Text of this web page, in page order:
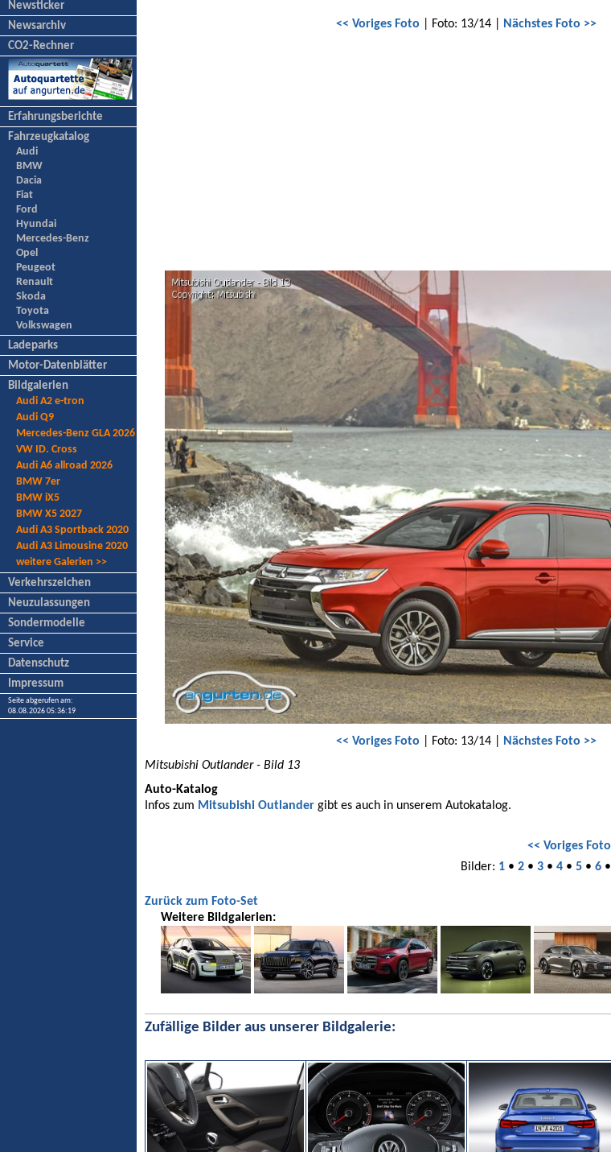
Newsticker
Newsarchiv
CO2-Rechner
Erfahrungsberichte
Fahrzeugkatalog
Audi
BMW
Dacia
Fiat
Ford
Hyundai
Mercedes-Benz
Opel
Peugeot
Renault
Skoda
Toyota
Volkswagen
Ladeparks
Motor-Datenblätter
Bildgalerien
Audi A2 e-tron
Audi Q9
Mercedes-Benz GLA 2026
VW ID. Cross
Audi A6 allroad 2026
BMW 7er
BMW iX5
BMW X5 2027
Audi A3 Sportback 2020
Audi A3 Limousine 2020
weitere Galerien >>
Verkehrszeichen
Neuzulassungen
Sondermodelle
Service
Datenschutz
Impressum
Seite abgerufen am:
08.08.2026 05:36:19
<< Voriges Foto | Foto: 13/14 | Nächstes Foto >>
<< Voriges Foto | Foto: 13/14 |
Nächstes Foto >>
Mitsubishi Outlander - Bild 13
Auto-Katalog
Infos zum Mitsubishi Outlander gibt es auch in unserem Autokatalog.
<< Voriges Foto
Bilder: 1 • 2 • 3 • 4 • 5 • 6 •
Zurück zum Foto-Set
Weitere Bildgalerien:
Zufällige Bilder aus unserer Bildgalerie: